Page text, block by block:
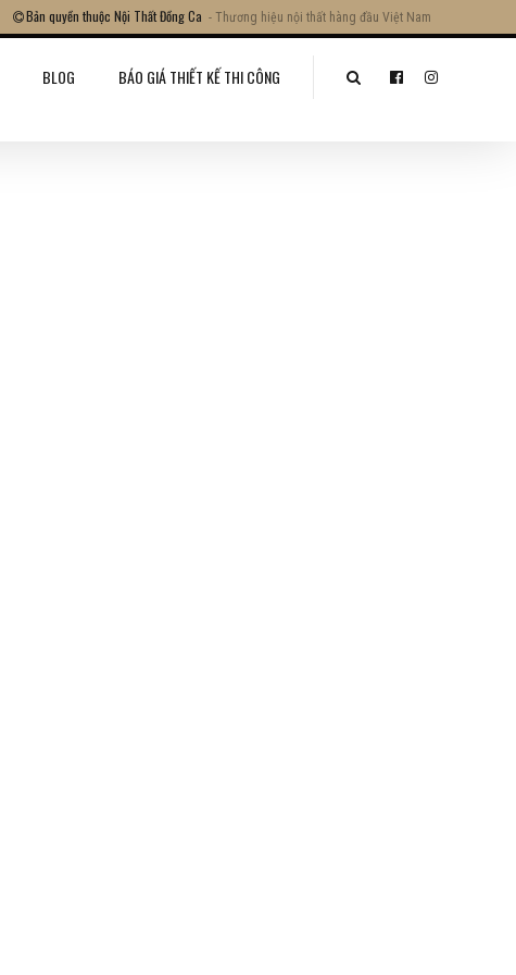
Bản quyền thuộc Nội Thất Đồng Ca - Thương hiệu nội thất hàng đầu Việt Nam
BLOG BÁO GIÁ THIẾT KẾ THI CÔNG